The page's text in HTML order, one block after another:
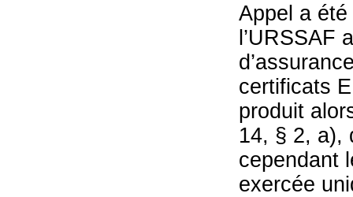
Appel a été
l’URSSAF
certificats
produit
14, § 2, a),
cependant
exercée